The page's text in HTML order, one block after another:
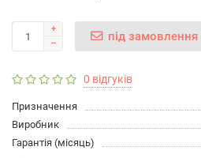
під замовлення
0 відгуків
Призначення
Виробник
Гарантія (місяць)